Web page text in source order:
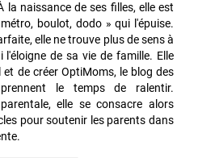
naissance de ses filles, elle est
boulot, dodo » qui l'épuise.
elle ne trouve plus de sens à
de sa vie de famille. Elle
de créer OptiMoms, le blog des
le temps de ralentir.
elle se consacre alors
pour soutenir les parents dans